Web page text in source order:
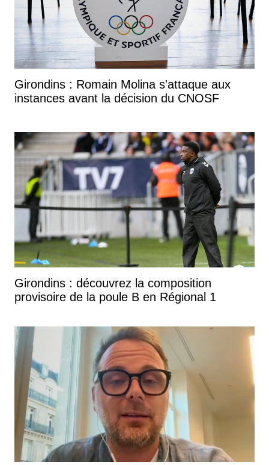
Girondins : Romain Molina s'attaque aux
instances avant la décision du CNOSF
Girondins : découvrez la composition
provisoire de la poule B en Régional 1